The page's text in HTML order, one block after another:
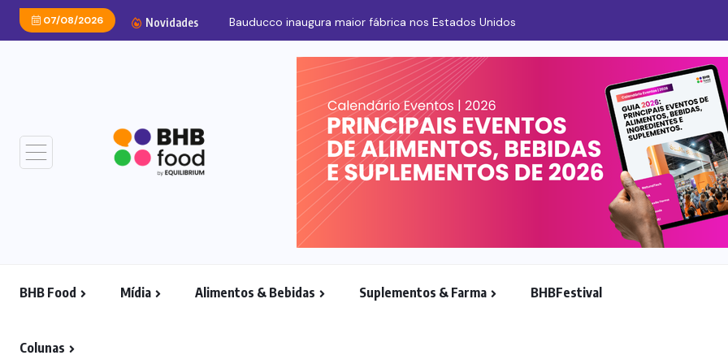
07/08/2026 Novidades
BHB Food Mídia Alimentos & Bebidas Suplementos & Farma BHBFestival
Colunas